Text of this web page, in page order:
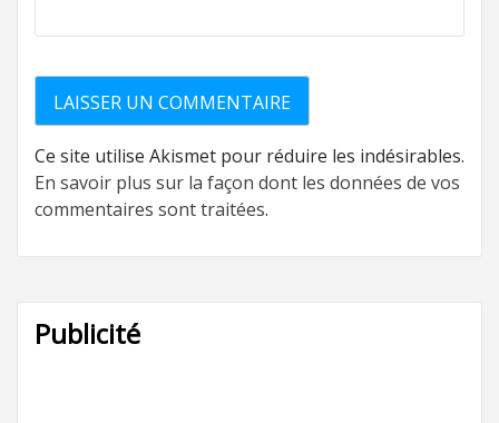
Ce site utilise Akismet pour réduire les indésirables.
En savoir plus sur la façon dont les données de vos
commentaires sont traitées.
Publicité